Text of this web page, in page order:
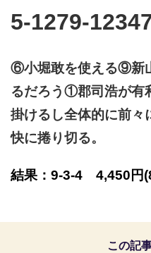
5-1279-
⑥小堀敢を使える⑨新
るだろう①郡司浩が有
掛けるし全体的に前
快に捲り切る。
結果：9-3-4 4,450円
この記